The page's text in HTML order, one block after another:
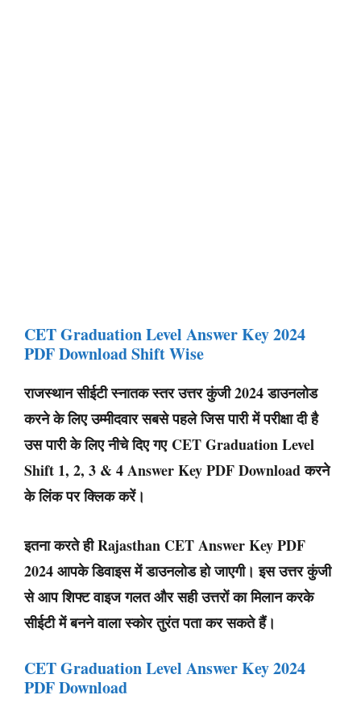
CET Graduation Level Answer Key 2024
PDF Download Shift Wise
राजस्थान सीईटी स्नातक स्तर उत्तर कुंजी 2024 डाउनलोड
करने के लिए उम्मीदवार सबसे पहले जिस पारी में परीक्षा दी है
उस पारी के लिए नीचे दिए गए CET Graduation Level
Shift 1, 2, 3 & 4 Answer Key PDF Download करने
के लिंक पर क्लिक करें।
इतना करते ही Rajasthan CET Answer Key PDF
2024 आपके डिवाइस में डाउनलोड हो जाएगी। इस उत्तर कुंजी
से आप शिफ्ट वाइज गलत और सही उत्तरों का मिलान करके
सीईटी में बनने वाला स्कोर तुरंत पता कर सकते हैं।
CET Graduation Level Answer Key 2024
PDF Download